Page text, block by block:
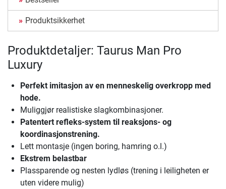
Produktsikkerhet
Produktdetaljer: Taurus Man Pro
Luxury
Perfekt imitasjon av en menneskelig overkropp med
hode.
Muliggjør realistiske slagkombinasjoner.
Patentert refleks-system til reaksjons- og
koordinasjonstrening.
Lett montasje (ingen boring, hamring o.l.)
Ekstrem belastbar
Plassparende og nesten lydløs (trening i leiligheten er
uten videre mulig)